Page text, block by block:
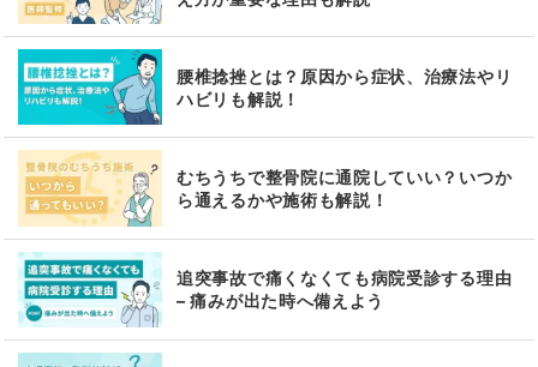
腰椎捻挫とは？原因から症状、治療法やリ
ハビリも解説！
むちうちで整骨院に通院していい？いつか
ら通えるかや施術も解説！
追突事故で痛くなくても病院受診する理由
– 痛みが出た時へ備えよう